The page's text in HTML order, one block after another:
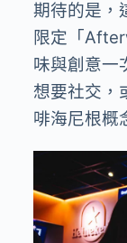
期待的是，
限定「
味與創意一
想要社交，
啡海尼根概